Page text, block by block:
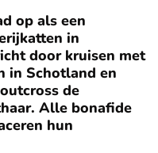
op als een
in
door kruisen met
in Schotland en
de
Alle bonafide
hun